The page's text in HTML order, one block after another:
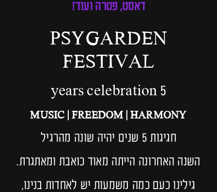
דאסט, פטרה ועוד!
PSYGARDEN
FESTIVAL
5 years celebration
MUSIC | FREEDOM | HARMONY
חגיגות 5 שנים יהיה שונה מהרגיל
השנה האחרונה הייתה מאוד כואבת ומאתגרת.
גילינו כעם כמה משמעות יש לאחדות בנינו,